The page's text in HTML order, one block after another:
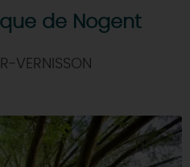
de Nogent
VERNISSON